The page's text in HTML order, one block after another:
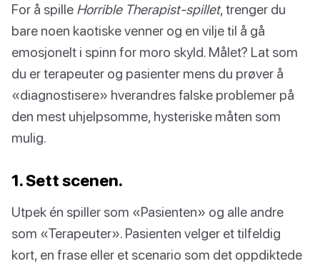
For å spille Horrible Therapist-spillet, trenger du
bare noen kaotiske venner og en vilje til å gå
emosjonelt i spinn for moro skyld. Målet? Lat som
du er terapeuter og pasienter mens du prøver å
«diagnostisere» hverandres falske problemer på
den mest uhjelpsomme, hysteriske måten som
mulig.
1. Sett scenen.
Utpek én spiller som «Pasienten» og alle andre
som «Terapeuter». Pasienten velger et tilfeldig
kort, en frase eller et scenario som det oppdiktede